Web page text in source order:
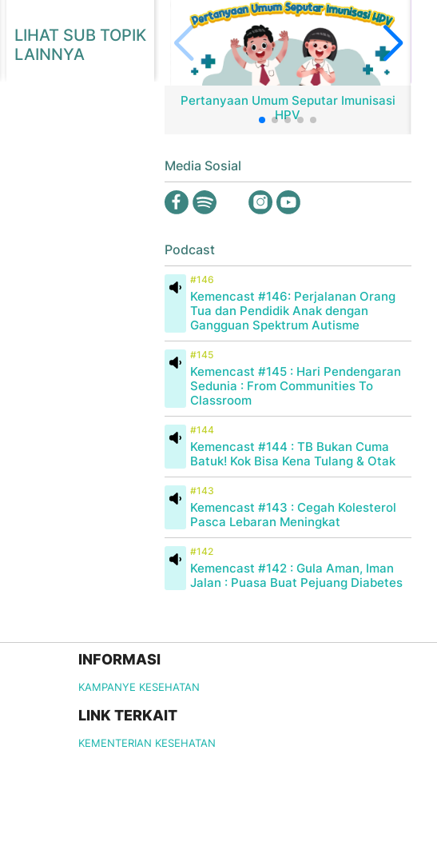
LIHAT SUB TOPIK
LAINNYA
Pertanyaan Umum Seputar Imunisasi
HPV
Media Sosial
Podcast
#146
Kemencast #146: Perjalanan Orang
Tua dan Pendidik Anak dengan
Gangguan Spektrum Autisme
#145
Kemencast #145 : Hari Pendengaran
Sedunia : From Communities To
Classroom
#144
Kemencast #144 : TB Bukan Cuma
Batuk! Kok Bisa Kena Tulang & Otak
#143
Kemencast #143 : Cegah Kolesterol
Pasca Lebaran Meningkat
#142
Kemencast #142 : Gula Aman, Iman
Jalan : Puasa Buat Pejuang Diabetes
INFORMASI
KAMPANYE KESEHATAN
LINK TERKAIT
KEMENTERIAN KESEHATAN